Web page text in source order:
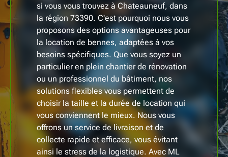
si vous vous trouvez à Chateauneuf, dans
la région 73390. C'est pourquoi nous vous
proposons des options avantageuses pour
la location de bennes, adaptées à vos
besoins spécifiques. Que vous soyez un
particulier en plein chantier de rénovation
ou un professionnel du bâtiment, nos
solutions flexibles vous permettent de
choisir la taille et la durée de location qui
vous conviennent le mieux. Nous vous
offrons un service de livraison et de
collecte rapide et efficace, vous évitant
ainsi le stress de la logistique. Avec ML